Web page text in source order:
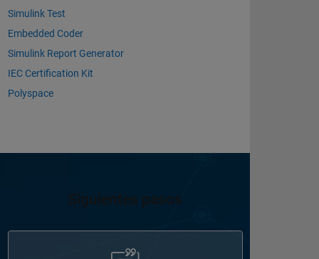
Simulink Test
Embedded Coder
Simulink Report Generator
IEC Certification Kit
Polyspace
Siguientes pasos